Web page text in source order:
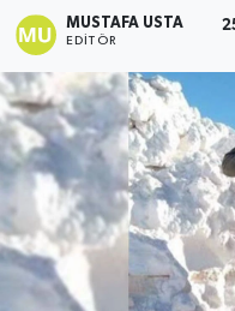
MUSTAFA USTA
EDITÖR